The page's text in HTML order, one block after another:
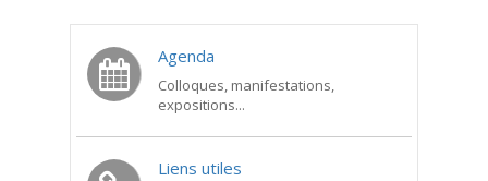
Agenda
Colloques, manifestations,
expositions...
Liens utiles